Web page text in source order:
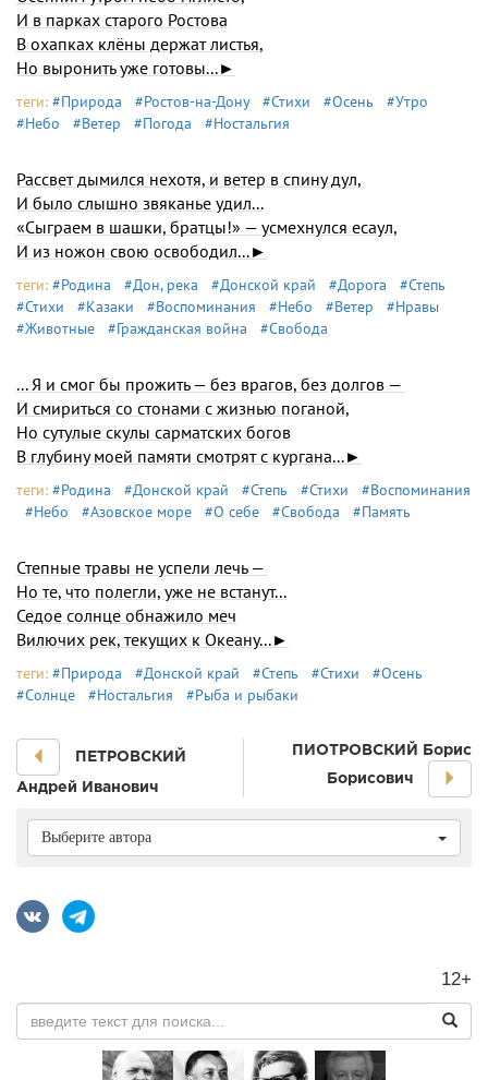
И в парках старого Ростова
В охапках клёны держат листья,
Но выронить уже готовы...►
теги: #Природа #Ростов-на-Дону #Стихи #Осень
#Утро
#Небо
#Ветер #Погода #Ностальгия
Рассвет дымился нехотя, и ветер в спину дул,
И было слышно звяканье удил...
«Сыграем в шашки, братцы!» — усмехнулся есаул,
И из ножон свою освободил...►
теги: #Родина #Дон, река #Донской край #Дорога
#Степь
#Стихи
#Казаки #Воспоминания #Небо #Ветер
#Нравы
#Животные
#Гражданская война #Свобода
... Я и смог бы прожить — без врагов, без долгов —
И смириться со стонами с жизнью поганой,
Но сутулые скулы сарматских богов
В глубину моей памяти смотрят с кургана...►
теги: #Родина #Донской край #Степь #Стихи
#Воспоминания
#Небо
#Азовское море #О себе #Свобода #Память
​Степные травы не успели лечь —
Но те, что полегли, уже не встанут...
Седое солнце обнажило меч
Вилючих рек, текущих к Океану...►
теги: #Природа #Донской край #Степь #Стихи
#Осень
#Солнце
#Ностальгия #Рыба и рыбаки
ПЕТРОВСКИЙ
Андрей Иванович
ПИОТРОВСКИЙ Борис
Борисович
Выберите автора
12+